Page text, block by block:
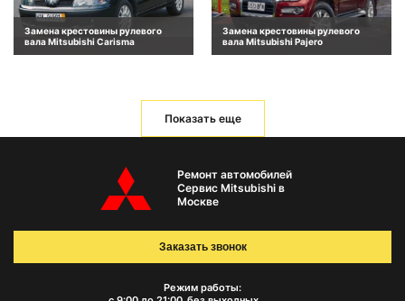
Замена крестовины рулевого
вала Mitsubishi Carisma
Замена крестовины рулевого
вала Mitsubishi Pajero
Показать еще
Ремонт автомобилей
Сервис Mitsubishi в
Москве
Режим работы:
Заказать звонок